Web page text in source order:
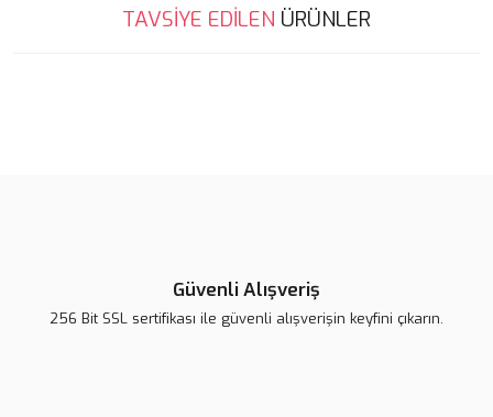
Bu ürünün fiyat bilgisi, resim, ürün açıklamalarında ve diğer
konularda yetersiz gördüğünüz noktaları öneri formunu kullanarak
TAVSİYE EDİLEN ÜRÜNLER
Güvenli Alışveriş
256 Bit SSL sertifikası ile güvenli alışverişin keyfini çıkarın.